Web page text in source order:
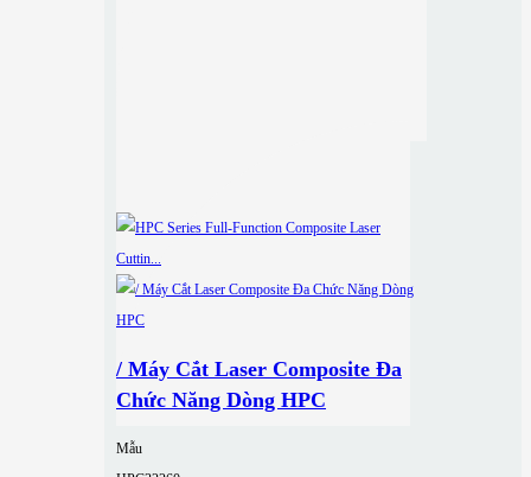
/ Máy Cắt Laser Composite Đa
Chức Năng Dòng HPC
Mẫu